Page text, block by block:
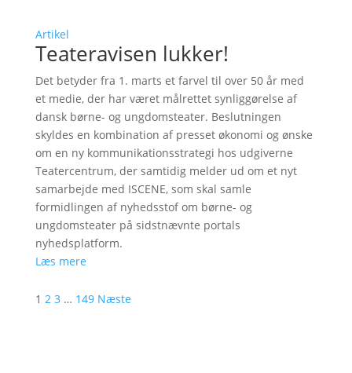
Artikel
Teateravisen lukker!
Det betyder fra 1. marts et farvel til over 50 år med
et medie, der har været målrettet synliggørelse af
dansk børne- og ungdomsteater. Beslutningen
skyldes en kombination af presset økonomi og ønske
om en ny kommunikationsstrategi hos udgiverne
Teatercentrum, der samtidig melder ud om et nyt
samarbejde med ISCENE, som skal samle
formidlingen af nyhedsstof om børne- og
ungdomsteater på sidstnævnte portals
nyhedsplatform.
Læs mere
1 2 3 … 149 Næste